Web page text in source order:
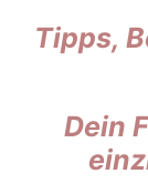
Tipps,
Dein